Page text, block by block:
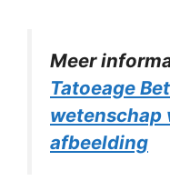
Meer
Tatoeage
wetenschap
afbeelding